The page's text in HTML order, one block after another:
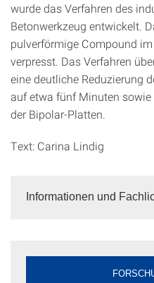
wurde das Verfahren des
Betonwerkzeug entwickelt.
pulverförmige Compound
verpresst. Das Verfahren
eine deutliche Reduzierung
auf etwa fünf Minuten
der Bipolar-Platten.
Text: Carina Lindig
Informationen und